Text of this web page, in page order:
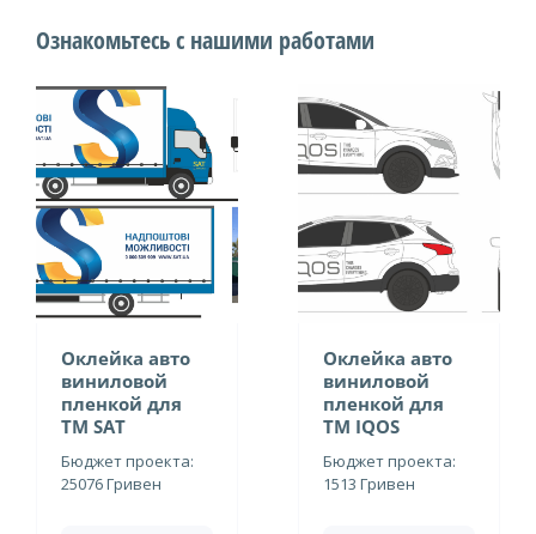
Ознакомьтесь с нашими работами
Оклейка авто
виниловой
пленкой для
ТМ SAT
Бюджет проекта:
25076 Гривен
Оклейка авто
виниловой
пленкой для
ТМ IQOS
Бюджет проекта:
1513 Гривен